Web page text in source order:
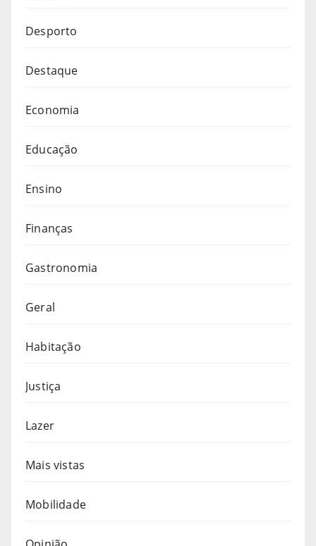
Desporto
Destaque
Economia
Educação
Ensino
Finanças
Gastronomia
Geral
Habitação
Justiça
Lazer
Mais vistas
Mobilidade